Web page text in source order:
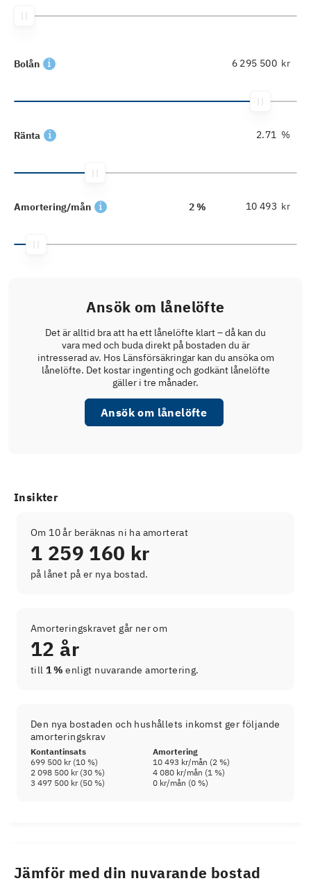
Bolån kr
Ränta %
Amortering/mån 2 % kr
Ansök om lånelöfte
Det är alltid bra att ha ett lånelöfte klart – då kan du
vara med och buda direkt på bostaden du är
intresserad av. Hos Länsförsäkringar kan du ansöka om
lånelöfte. Det kostar ingenting och godkänt lånelöfte
gäller i tre månader.
Ansök om lånelöfte
Insikter
Om 10 år beräknas ni ha amorterat
1 259 160 kr
på lånet på er nya bostad.
Amorteringskravet går ner om
12 år
till 1 % enligt nuvarande amortering.
Den nya bostaden och hushållets inkomst ger följande
amorteringskrav
Kontantinsats
Amortering
699 500 kr(10 %) 10 493 kr/mån (2 %)
2 098 500 kr(30 %) 4 080 kr/mån (1 %)
3 497 500 kr(50 %) 0 kr/mån (0 %)
Jämför med din nuvarande bostad